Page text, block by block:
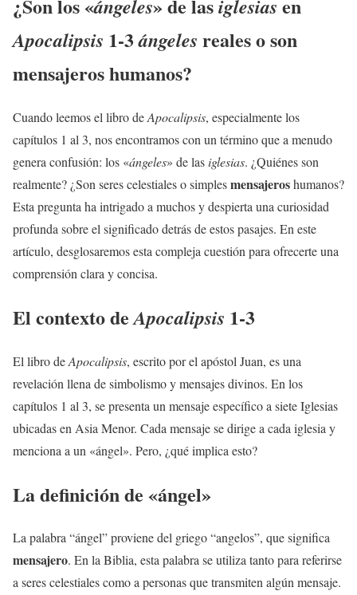
¿Son los «ángeles» de lasiglesias en
Apocalipsis 1-3ángeles reales o son
mensajeroshumanos?
Cuando leemos el libro deApocalipsis, especialmente los
capítulos 1 al 3, nos encontramos con un término que a menudo
genera confusión: los «ángeles» de las iglesias. ¿Quiénes son
realmente? ¿Son seres celestiales o simplesmensajeroshumanos?
Esta pregunta ha intrigado a muchos y despierta una curiosidad
profunda sobre el significado detrás de estos pasajes. En este
artículo, desglosaremos esta compleja cuestión para ofrecerte una
comprensión clara y concisa.
El contexto deApocalipsis 1-3
El libro deApocalipsis, escrito por el apóstol Juan, es una
revelación llena de simbolismo y mensajes divinos. En los
capítulos 1 al 3, se presenta un mensaje específico a siete Iglesias
ubicadas en Asia Menor. Cada mensaje se dirige a cada iglesia y
menciona a un «ángel». Pero, ¿qué implica esto?
La definición de «ángel»
La palabra “ángel” proviene del griego “angelos”, que significa
mensajero. En la Biblia, esta palabra se utiliza tanto para referirse
a seres celestiales como a personas que transmiten algún mensaje.